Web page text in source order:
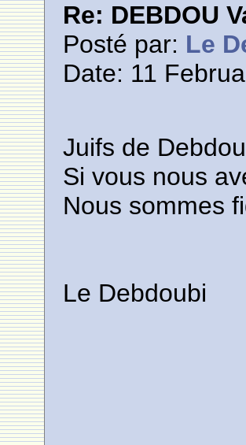
Re: DEBDOU
Posté par: Le
Date: 11
Juifs de
Si vous nous
Nous sommes
Le Debdoubi